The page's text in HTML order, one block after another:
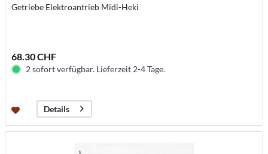
Getriebe Elektroantrieb Midi-Heki
68.30 CHF
2 sofort verfügbar. Lieferzeit 2-4 Tage.
Details